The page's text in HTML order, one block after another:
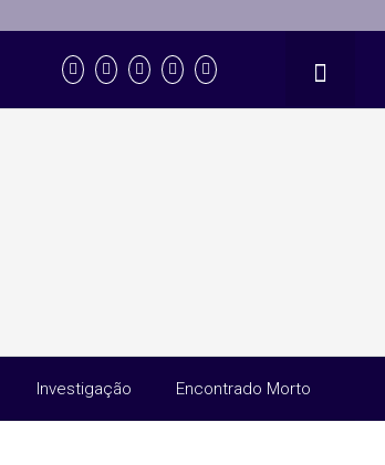
Investigação Encontrado Morto